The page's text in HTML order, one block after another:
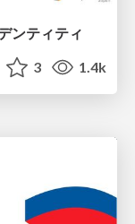
ンティティ
3 1.4k